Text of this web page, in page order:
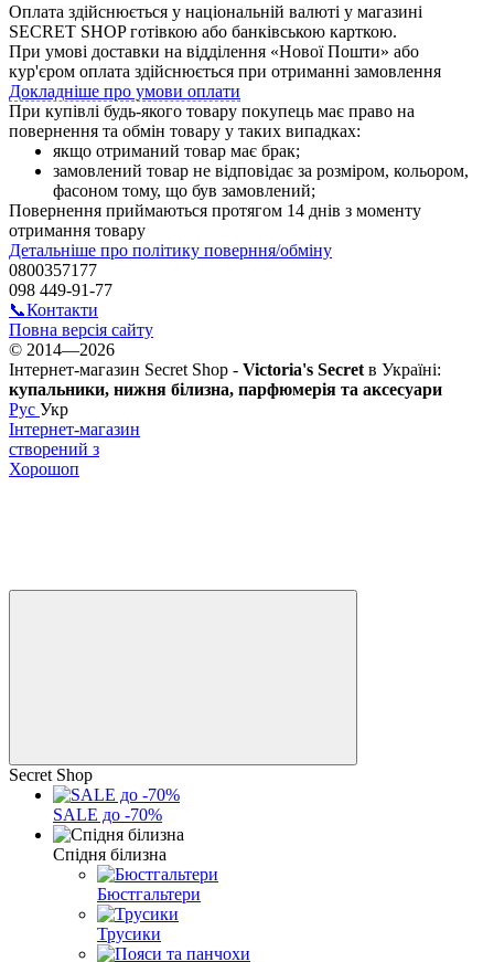
Оплата здійснюється у національній валюті у магазині
SECRET SHOP готівкою або банківською карткою.
При умові доставки на відділення «Нової Пошти» або
кур'єром оплата здійснюється при отриманні замовлення
Докладніше про умови оплати
При купівлі будь-якого товару покупець має право на
повернення та обмін товару у таких випадках:
якщо отриманий товар має брак;
замовлений товар не відповідає за розміром, кольором,
фасоном тому, що був замовлений;
Повернення приймаються протягом 14 днів з моменту
отримання товару
Детальніше про політику поверння/обміну
0800357177
098 449-91-77
📞Контакти
Повна версія сайту
© 2014—2026
Інтернет-магазин Secret Shop - Victoria's Secret в Україні:
купальники, нижня білизна, парфюмерія та аксесуари
Рус Укр
Інтернет-магазин
створений з
Хорошоп
Secret Shop
SALE до -70%
Спідня білизна
Бюстгальтери
Трусики